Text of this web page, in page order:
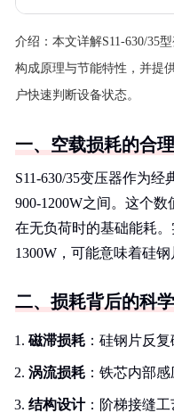
介绍： 本文详解S11-630/35
构成原理与节能特性，并提
户快速判断设备状态。
一、空载损耗的合
S11-630/35变压器作为
900-1200W之间。这个
在无负荷时的基础能耗
1300W，可能意味着硅钢
二、损耗背后的科
磁滞损耗 ：硅钢片反
涡流损耗 ：铁芯内部
结构设计：阶梯接缝